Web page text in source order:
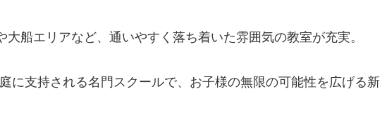
大船エリアなど、通いやすく落ち着いた雰囲気の教室が充実。
に支持される名門スクールで、お子様の無限の可能性を広げる新